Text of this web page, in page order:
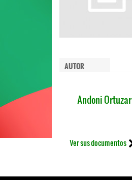
AUTOR
Andoni Ortuzar
Ver sus documentos